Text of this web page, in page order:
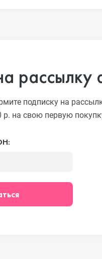
iPhone 13 mini
рассылку
подписку на
р. на свою первую